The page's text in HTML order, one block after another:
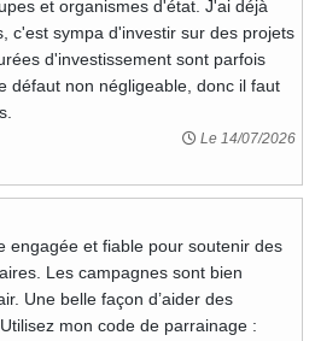
et organismes d'état. J'ai déjà
c'est sympa d'investir sur des projets
d'investissement sont parfois
défaut non négligeable, donc il faut
Le 14/07/2026
engagée et fiable pour soutenir des
Les campagnes sont bien
Une belle façon d’aider des
mon code de parrainage :